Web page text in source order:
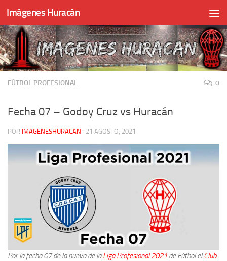
Skip to content
Imágenes Huracán
FÚTBOL PROFESIONAL 0
Fecha 07 – Godoy Cruz vs Huracán
POR IMAGENESHURACAN · 21 AGOSTO, 2021
Por la fecha 07 de la nueva de laLiga Profesional 2021 de Fútbol elClub